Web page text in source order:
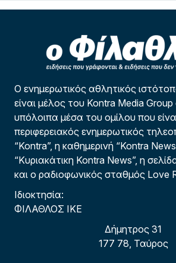
Ο ενημερωτικός αθλητικός
είναι μέλος του Kontra Media
υπόλοιπα μέσα του ομίλου που
περιφερειακός ενημερωτικός
“Kontra”, η καθημερινή “Kontra
“Κυριακάτικη Kontra News”, η
και ο ραδιοφωνικός σταθμός Love
Ιδιοκτησία:
ΦΙΛΑΘΛΟΣ ΙΚΕ
Δήμητρος 31
177 78, Ταύρος